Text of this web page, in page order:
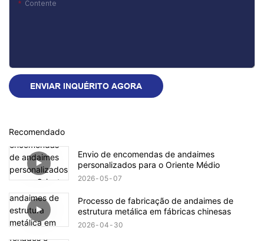
Contente
ENVIAR INQUÉRITO AGORA
Recomendado
Envio de encomendas de andaimes
personalizados para o Oriente Médio
2026 05 07
Processo de fabricação de andaimes de
estrutura metálica em fábricas chinesas
2026 04 30